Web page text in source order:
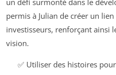
un défi surmonté dans le
permis à Julian de créer un
investisseurs, renforçant ainsi
vision.
✅ Utiliser des histoires